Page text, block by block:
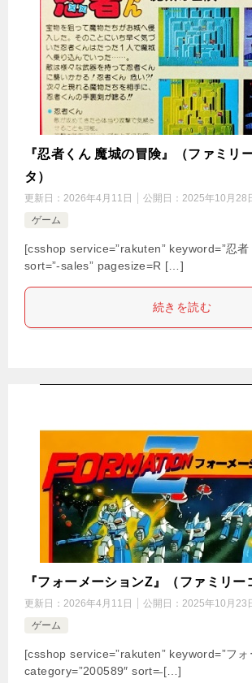
『忍者くん 魔城の冒険』（ファミリ
タ）
更新日： 2026年4月11日 公開日： 2025年10月28
ゲーム
[csshop service=”rakuten” keyword=”忍者
sort=”-sales” pagesize=R […]
続きを読む
『フォーメーションZ』（ファミリー
更新日： 2026年4月11日 公開日： 2025年10月23
ゲーム
[csshop service=”rakuten” keyword=”フォ
category=”200589″ sort=̶ […]